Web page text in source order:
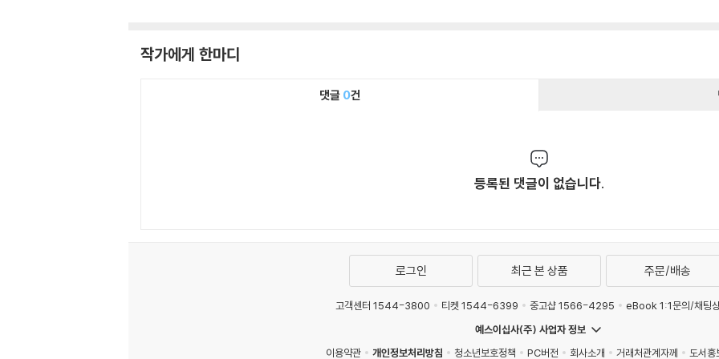
작가에게 한마디
댓글 0건
등록된 댓글이 없습니다.
로그인 최근 본 상품 주문/배송
고객센터 1544-3800 티켓 1544-6399 중고샵 1566-4295
eBook 1:1문의/채팅
예스이십사(주) 사업자 정보
이용약관
개인정보처리방침 청소년보호정책 PC버전 회사소개 거래처관계자께 도서홍